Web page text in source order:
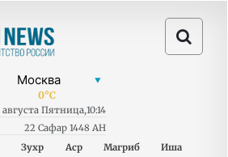
0°C
августа Пятница,10:14
22 Сафар 1448 AH
Зухр Аср Магриб Иша